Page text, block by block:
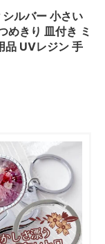
ルバー 小さい
めきり 皿付き ミ
品 UVレジン 手